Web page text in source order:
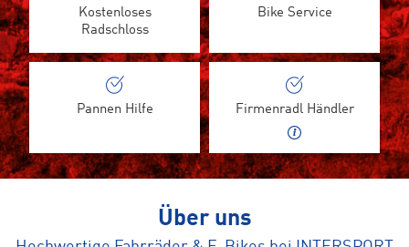
Kostenloses
Radschloss
Bike Service
Pannen Hilfe Firmenradl Händler
Über uns